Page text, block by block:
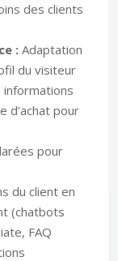
des clients
: Adaptation
du visiteur
d’achat pour
pour
du client en
(chatbots
FAQ